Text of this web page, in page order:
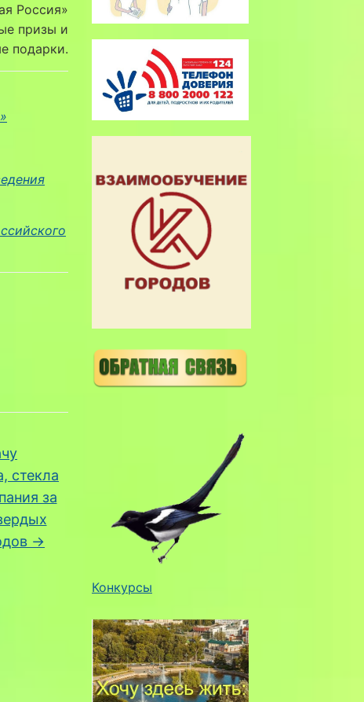
Россия»
призы и
подарки.
стекла
за
→
Конкурсы